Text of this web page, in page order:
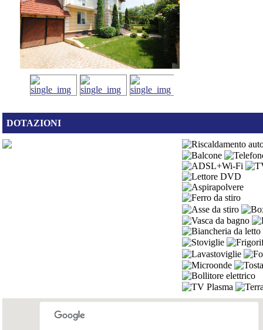
DOTAZIONI